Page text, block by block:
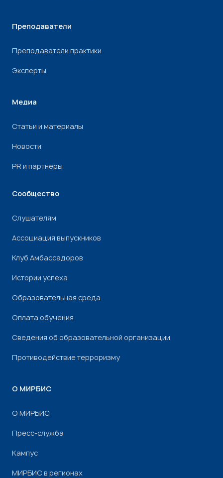
Преподаватели
Преподаватели практики
Эксперты
Медиа
Статьи и материалы
Новости
PR и партнеры
Сообщество
Слушателям
Ассоциация выпускников
Клуб Амбассадоров
Истории успеха
Образовательная среда
Оплата обучения
Сведения об образовательной организации
Противодействие терроризму
О МИРБИС
О МИРБИС
Пресс-служба
Кампус
МИРБИС в регионах